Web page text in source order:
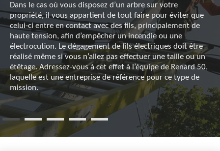
Dans le cas où vous disposez d’un arbre sur votre
propriété, il vous appartient de tout faire pour éviter que
celui-ci entre en contact avec des fils, principalement de
haute tension, afin d’empêcher un incendie ou une
électrocution. Le dégagement de fils électriques doit être
réalisé même si vous n’allez pas effectuer une taille ou un
étêtage. Adressez-vous à cet effet à l’équipe de Renard 50,
laquelle est une entreprise de référence pour ce type de
mission.